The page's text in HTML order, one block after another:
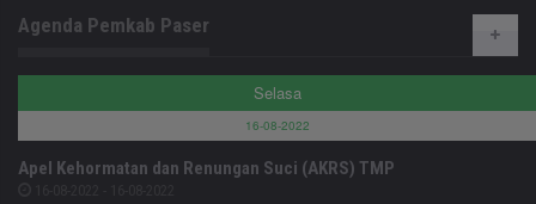
Agenda Pemkab Paser
Selasa
16-08-2022
Apel Kehormatan dan Renungan Suci (AKRS) TMP